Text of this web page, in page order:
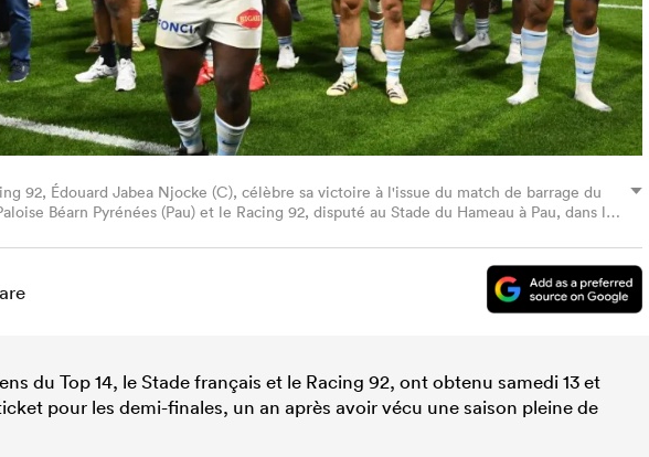
92, Édouard Jabea Njocke (C), célèbre sa victoire à l'issue du match de barrage du
Béarn Pyrénées (Pau) et le Racing 92, disputé au Stade du Hameau à Pau, dans le
du Top 14, le Stade français et le Racing 92, ont obtenu samedi 13 et
pour les demi-finales, un an après avoir vécu une saison pleine de